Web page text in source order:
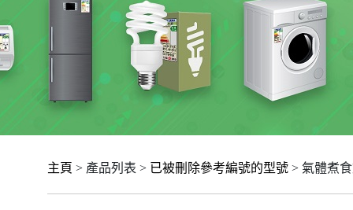
主頁 > 產品列表 > 已被刪除參考編號的型號 > 氣體煮